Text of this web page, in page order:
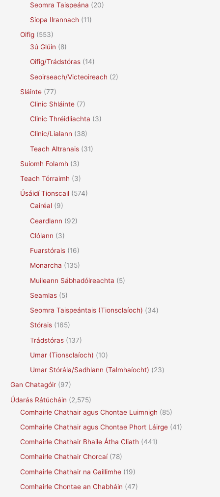
Seomra Taispeána (20)
Siopa Ilrannach (11)
Oifig (553)
3ú Glúin (8)
Oifig/Trádstóras (14)
Seoirseach/Victeoireach (2)
Sláinte (77)
Clinic Shláinte (7)
Clinic Thréidliachta (3)
Clinic/Lialann (38)
Teach Altranais (31)
Suíomh Folamh (3)
Teach Tórraimh (3)
Úsáidí Tionscail (574)
Cairéal (9)
Ceardlann (92)
Clólann (3)
Fuarstórais (16)
Monarcha (135)
Muileann Sábhadóireachta (5)
Seamlas (5)
Seomra Taispeántais (Tionsclaíoch) (34)
Stórais (165)
Trádstóras (137)
Umar (Tionsclaíoch) (10)
Umar Stórála/Sadhlann (Talmhaíocht) (23)
Gan Chatagóir (97)
Údarás Rátúcháin (2,575)
Comhairle Chathair agus Chontae Luimnigh (85)
Comhairle Chathair agus Chontae Phort Láirge (41)
Comhairle Chathair Bhaile Átha Cliath (441)
Comhairle Chathair Chorcaí(78)
Comhairle Chathair na Gaillimhe (19)
Comhairle Chontae an Chabháin (47)